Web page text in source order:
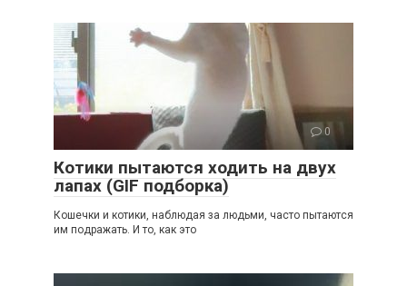
0
Котики пытаются ходить на двух
лапах (GIF подборка)
Кошечки и котики, наблюдая за людьми, часто пытаются
им подражать. И то, как это